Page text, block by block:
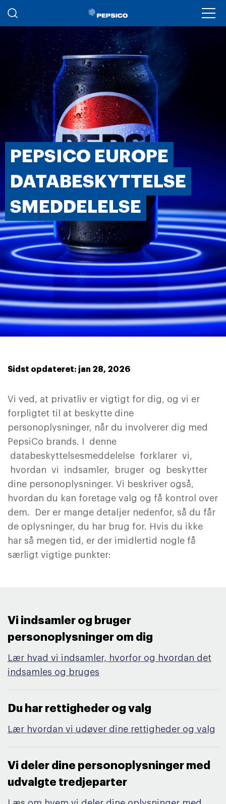
Gå til hovedindhold
PEPSICO EUROPE
DATABESKYTTELSE
SMEDDELELSE
Sidst opdateret: jan 28, 2026
Vi ved, at privatliv er vigtigt for dig, og vi er
forpligtet til at beskytte dine
personoplysninger, når du involverer dig med
PepsiCo brands. I denne
databeskyttelsesmeddelelse forklarer vi,
hvordan vi indsamler, bruger og beskytter
dine personoplysninger. Vi beskriver også,
hvordan du kan foretage valg og få kontrol over
dem. Der er mange detaljer nedenfor, så du får
de oplysninger, du har brug for. Hvis du ikke
har så megen tid, er der imidlertid nogle få
særligt vigtige punkter:
Vi indsamler og bruger
personoplysninger om dig ​
Lær hvad vi indsamler, hvorfor og hvordan det
indsamles og bruges
Du har rettigheder og valg​
Lær hvordan vi udøver dine rettigheder og valg
Vi deler dine personoplysninger med
udvalgte tredjeparter​